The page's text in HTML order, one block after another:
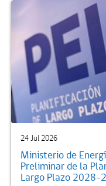
24 Jul 2026
Ministerio de
Preliminar de la
Largo Plazo 2028-